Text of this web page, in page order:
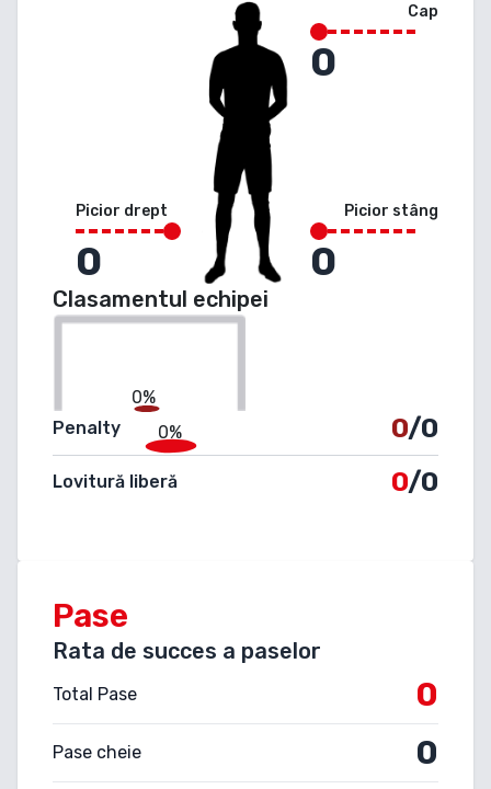
Picior drept
0
Cap
0
Picior stâng
0
Clasamentul echipei
0%
0%
Penalty 0/0
Lovitură liberă 0/0
Pase
Rata de succes a paselor
Total Pase 0
Pase cheie 0